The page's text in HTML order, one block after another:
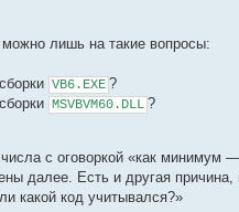
лишь на такие вопросы:
VB6.EXE ?
MSVBVM60.DLL ?
с оговоркой «как минимум
далее. Есть и другая причина,
какой код учитывался?»